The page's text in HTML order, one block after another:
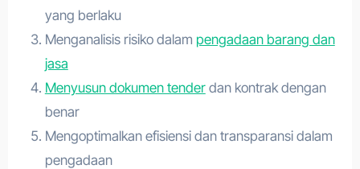
yang berlaku
Menganalisis risiko dalam pengadaan barang dan
jasa
Menyusun dokumen tenderdan kontrak dengan
benar
Mengoptimalkan efisiensi dan transparansi dalam
pengadaan